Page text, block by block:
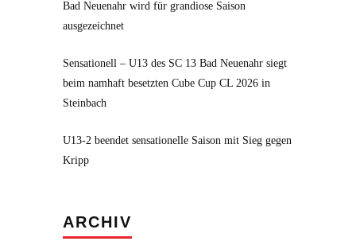
Bad Neuenahr wird für grandiose Saison
ausgezeichnet
Sensationell – U13 des SC 13 Bad Neuenahr siegt
beim namhaft besetzten Cube Cup CL 2026 in
Steinbach
U13-2 beendet sensationelle Saison mit Sieg gegen
Kripp
ARCHIV